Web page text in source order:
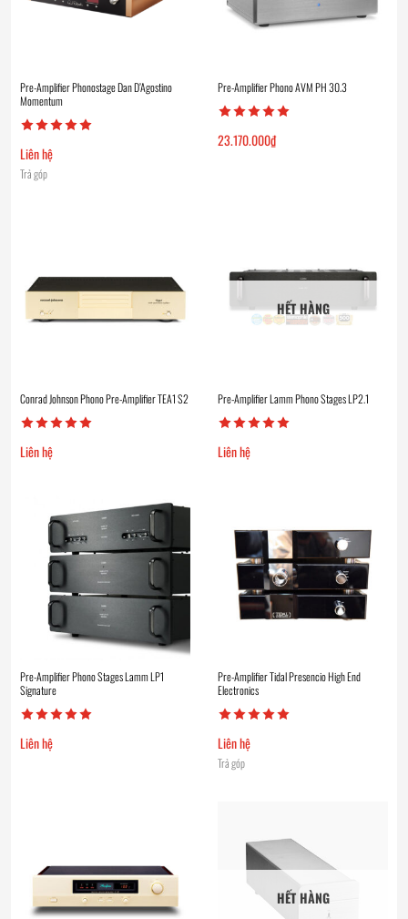
Pre-Amplifier Phonostage Dan D’Agostino
Momentum
Liên hệ
Trả góp
Pre-Amplifier Phono AVM PH 30.3
23.170.000₫
Conrad Johnson Phono Pre-Amplifier TEA1 S2
Liên hệ
HẾT HÀNG
Pre-Amplifier Lamm Phono Stages LP2.1
Liên hệ
Pre-Amplifier Phono Stages Lamm LP1
Signature
Liên hệ
Pre-Amplifier Tidal Presencio High End
Electronics
Liên hệ
Trả góp
HẾT HÀNG